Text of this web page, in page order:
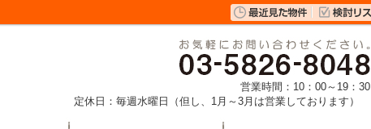
営業時間：10：00～19：30
定休日：毎週水曜日（但し、1月～3月は営業しております）